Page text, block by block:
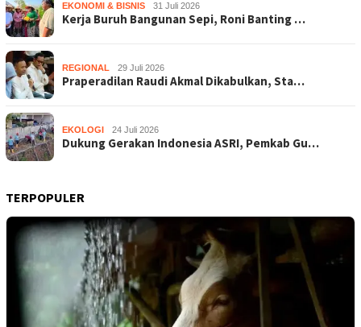
EKONOMI & BISNIS 31 Juli 2026
Kerja Buruh Bangunan Sepi, Roni Banting …
REGIONAL 29 Juli 2026
Praperadilan Raudi Akmal Dikabulkan, Sta…
EKOLOGI 24 Juli 2026
Dukung Gerakan Indonesia ASRI, Pemkab Gu…
TERPOPULER